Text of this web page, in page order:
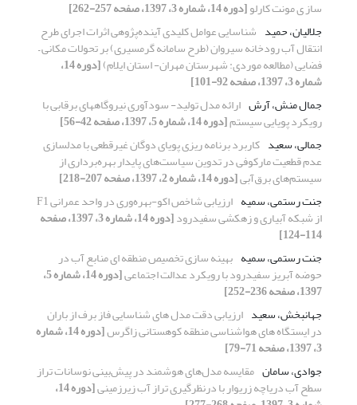
ساز ی مونت کارلو[دوره 14، شماره 3، 1397، صفحه 257-262]
جلالیان، حمید شناسایی عوامل کلیدی آینده‌پژوهی اثرات اجرای طرح
انتقال آب رودخانه سیروان (طرح سامانه گرمسیری) بر تحولات مکانی –
فضایی (مطالعه موردی: شهرستان مهران- استان ایلام) [دوره 14،
شماره 3، 1397، صفحه 92-101]
جمال منش، آرش ارائه مدل تولید- سودآوری نیروگاههای برقابی با
رویکرد پویایی سیستم[دوره 14، شماره 5، 1397، صفحه 42-56]
جمالی، سعید کاربرد برنامه‏ ریزی پویای دوگان غیرقطعی با مدلسازی
عدم قطعیت مارکوفی در تدوین سیاست‌های پایدار بهره‌برداری از
سیستم‌‌های برق‌آبی[دوره 14، شماره 2، 1397، صفحه 207-218]
جنت رستمی، سمیه
ارزیابی شاخص اکو-بهره‌وری در واحد عمرانی F1
از شبکه آبیاری و زهکشی سفیدرود [دوره 14، شماره 3، 1397، صفحه
114-124]
جنت رستمی، سمیه بهینه سازی تخصیص منطقه ای منابع آب در
حوضه آبریز سفیدرود با رویکرد عدالت اجتماعی [دوره 14، شماره 5،
1397، صفحه 236-252]
جهانبخش، سعید ارزیابی دقت مدل های شناسایی فاز برف از باران
در ایستگاه های هواشناسی منطقه کوهستانی زاگرس [دوره 14، شماره
3، 1397، صفحه 71-79]
جوادی، سامان مقایسه مدل‌های هوشمند در پیش‌بینی نوسانات تراز
سطح آب دریاچه زریوار با درنظرگیری تراز آب زیرزمینی [دوره 14،